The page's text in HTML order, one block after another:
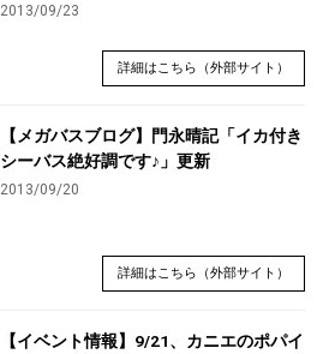
2013/09/23
詳細はこちら（外部サイト）
【メガバスブログ】門永晴記「イカ付き
シーバス絶好調です♪」更新
2013/09/20
詳細はこちら（外部サイト）
【イベント情報】9/21、カニエのポパイ